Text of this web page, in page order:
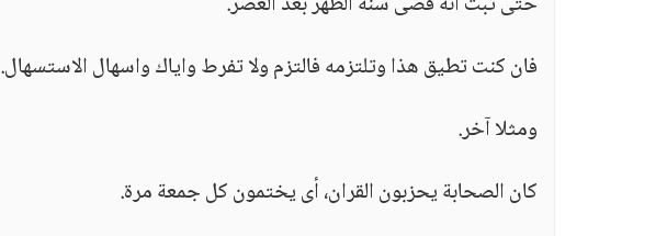
فان كنت تطيق هذا وتلتزمه فالتزم ولا تفرط واياك واسهال الاستسهال.
ومثلا آخر.
كان الصحابة يحزبون القران، أى يختمون كل جمعة مرة.